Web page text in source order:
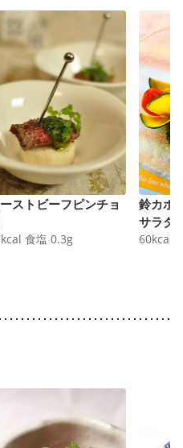
ストビーフピンチョ
kcal 食塩 0.3g
鈴カボ
サラダ
60kcal